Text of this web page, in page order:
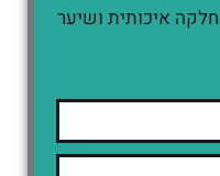
איכותית ושיער